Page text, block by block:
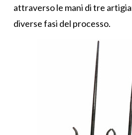
attraverso le mani di tre
diverse fasi del processo.